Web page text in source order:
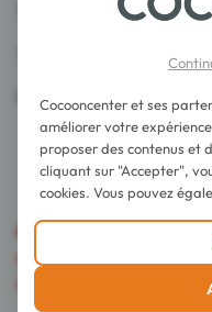
Très bonne tolérance.
Testé sous contrôle
Fabriqué en France.
: La vente
est limitée à l'Espace
identiques par jour et par
Cocooncenter et ses
améliorer votre
proposer des contenus et
cliquant sur "Accepter",
cookies. Vous pouvez